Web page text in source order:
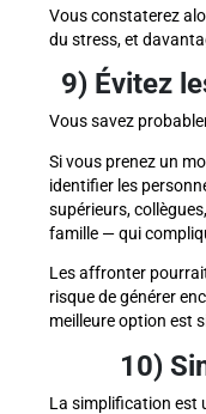
Vous constaterez
du stress, et
9) Évitez
Vous savez
Si vous prenez un
identifier les
supérieurs,
famille — qui
Les affronter
risque de générer
meilleure option est
10)
La simplification est